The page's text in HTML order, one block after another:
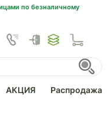
по безналичному
АКЦИЯ Распродажа